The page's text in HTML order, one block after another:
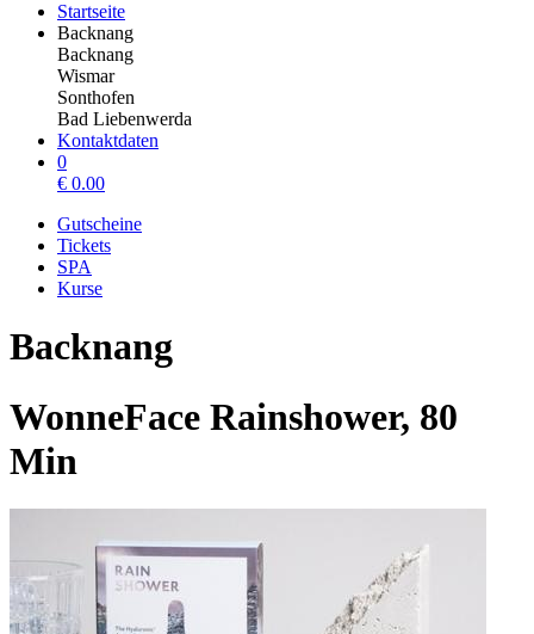
Startseite
Backnang
Backnang
Wismar
Sonthofen
Bad Liebenwerda
Kontaktdaten
0
€ 0.00
Gutscheine
Tickets
SPA
Kurse
Backnang
WonneFace Rainshower, 80
Min